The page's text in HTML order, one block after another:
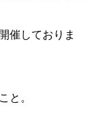
催しておりま
と。